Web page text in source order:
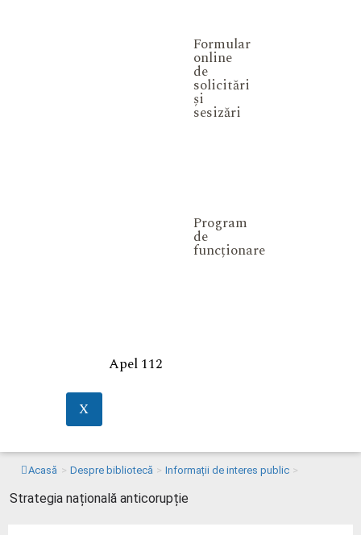
Formular
online
de
solicitări
și
sesizări
Program
de
funcționare
Apel 112
X
Acasă > Despre bibliotecă > Informații de interes public >
Strategia națională anticorupție